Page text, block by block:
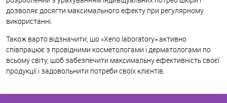
дозволяє досягти максимального ефекту при регулярному
використанні.
Також варто відзначити, що «Xeno laboratory» активно
співпрацює з провідними косметологами і дерматологами по
всьому світу, щоб забезпечити максимальну ефективність своєї
продукції і задовольнити потреби своїх клієнтів.